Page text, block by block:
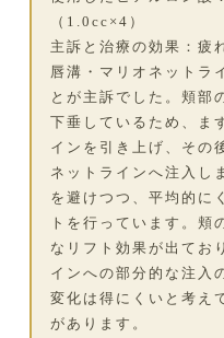
（1.0cc×4）
主訴と治療の効果：疲
唇溝・マリオネットラ
とが主訴でした。頬部
下垂しているため、ま
インを引き上げ、その
ネットラインへ注入し
を避けつつ、平均的に
トを行っています。頬
なリフト効果が出てお
インへの部分的な注入
変化は得にくいと考え
があります。